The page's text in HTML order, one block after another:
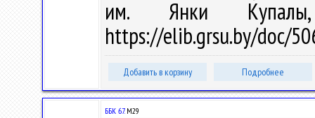
им. Янки
https://elib.grsu.by/doc/
Добавить в корзину Подробнее
ББК 67.М29